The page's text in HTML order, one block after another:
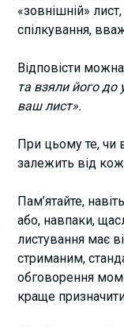
«зовнішній»
спілкування,
Відповісти
та взяли його до
ваш лист».
При цьому те, чи
залежить від
Пам’ятайте,
або, навпаки,
листування має
стриманим,
обговорення
краще